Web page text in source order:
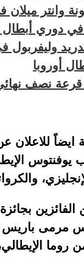
وانتر ميلان
وليفربول
أوروبا
قرعة نصف
للاعلان
يوفنتوس
الفائزين
مرمى باريس
روما